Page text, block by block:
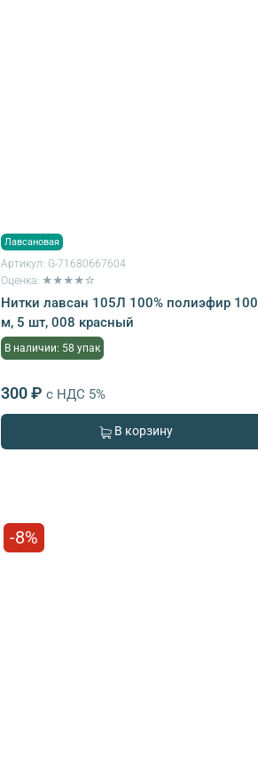
Лавсановая
Артикул: G-71680667604
Оценка: ★★★★☆
Нитки лавсан 105Л 100% полиэфир 100
м, 5 шт, 008 красный
В наличии: 58 упак
300 ₽ с НДС 5%
В корзину
-8%